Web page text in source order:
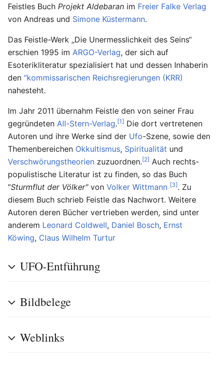
Feistles Buch Projekt Aldebaran im Freier Falke Verlag
von Andreas und Simone Küstermann.
Das Feistle-Werk „Die Unermesslichkeit des Seins“
erschien 1995 im ARGO-Verlag, der sich auf
Esoterikliteratur spezialisiert hat und dessen Inhaberin
den "kommissarischen Reichsregierungen (KRR)
nahesteht.
Im Jahr 2011 übernahm Feistle den von seiner Frau
gegründeten All-Stern-Verlag.[1] Die dort vertretenen
Autoren und ihre Werke sind der Ufo-Szene, sowie den
Themenbereichen Okkultismus, Spiritualität und
Verschwörungstheorien zuzuordnen.[2] Auch rechts-
populistische Literatur ist zu finden, so das Buch
"Sturmflut der Völker"von Volker Wittmann [3]. Zu
diesem Buch schrieb Feistle das Nachwort. Weitere
Autoren deren Bücher vertrieben werden, sind unter
anderem Leonard Coldwell, Daniel Bosch, Ernst
Köwing, Claus Wilhelm Turtur
UFO-Entführung
Bildbelege
Weblinks